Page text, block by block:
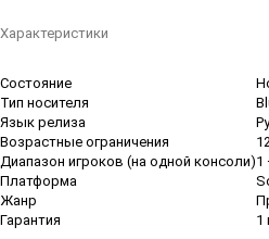
Характеристики
Состояние
Тип носителя
Язык релиза
Возрастные ограничения
Диапазон игроков (на одной консоли)1
Платформа
Жанр
Гарантия
1